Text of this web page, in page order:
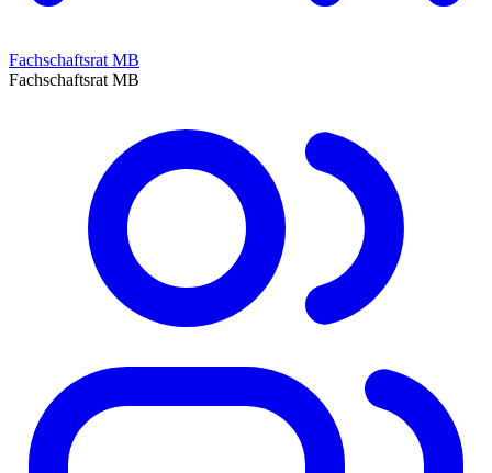
Fachschaftsrat MB
Fachschaftsrat MB